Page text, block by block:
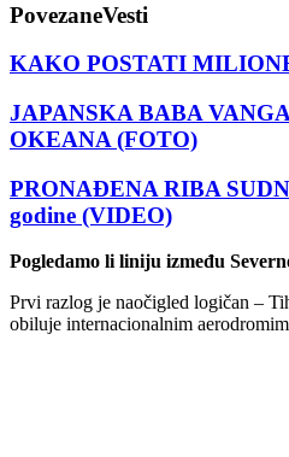
PovezaneVesti
KAKO POSTATI
JAPANSKA BABA
OKEANA (FOTO)
PRONAĐENA RIBA
godine (VIDEO)
Pogledamo li liniju između
Prvi razlog je naočigled logičan –
obiluje internacionalnim